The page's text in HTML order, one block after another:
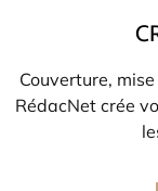
Couverture,
RédacNet crée